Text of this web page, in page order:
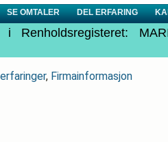
SE OMTALER DEL ERFARING
i Renholdsregisteret:
, Firmainformasjon